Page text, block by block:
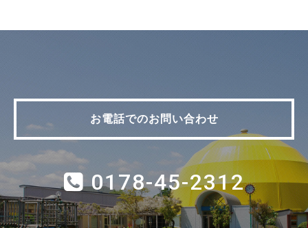
お電話でのお問い合わせ
0178-45-2312